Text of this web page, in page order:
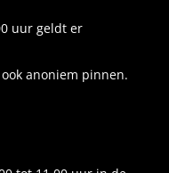
uur geldt er
anoniem pinnen.